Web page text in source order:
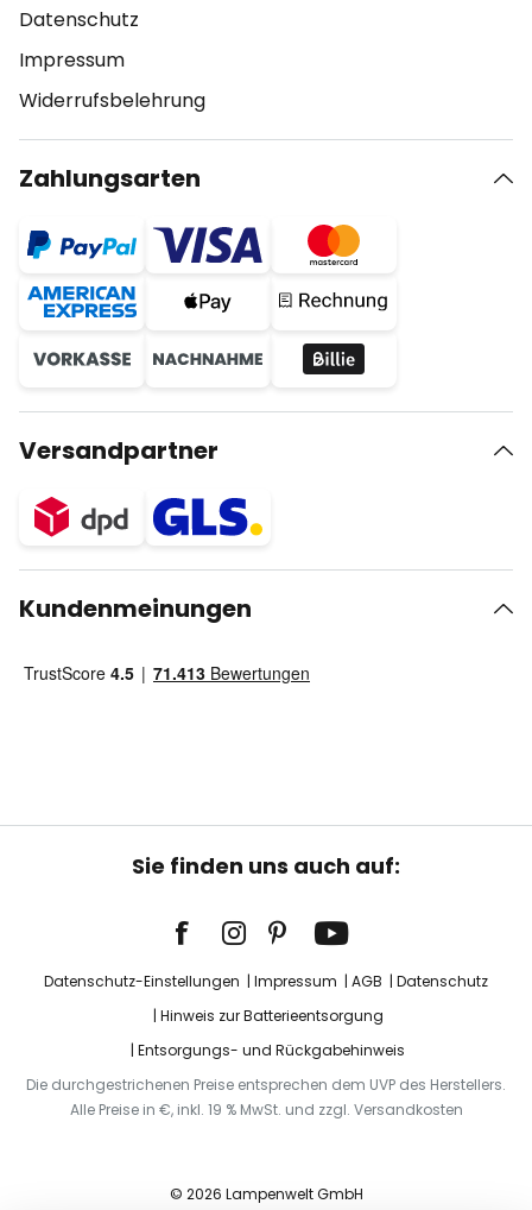
Datenschutz
Impressum
Widerrufsbelehrung
Zahlungsarten
Versandpartner
Kundenmeinungen
Sie finden uns auch auf:
Datenschutz-Einstellungen Impressum AGB
Datenschutz
Hinweis zur Batterieentsorgung
Entsorgungs- und Rückgabehinweis
Die durchgestrichenen Preise entsprechen dem UVP des Herstellers.
Alle Preise in €, inkl. 19 % MwSt. und zzgl. Versandkosten
© 2026 Lampenwelt GmbH